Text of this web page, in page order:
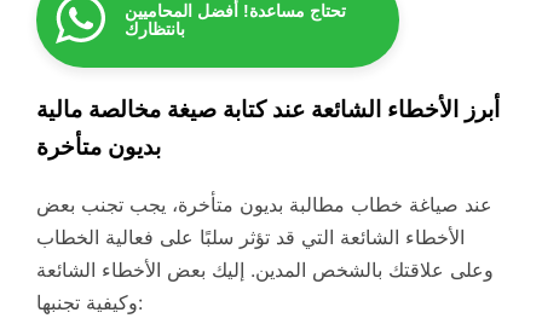
تحتاج مساعدة! أفضل المحاميين
بانتظارك
أبرز الأخطاء الشائعة عند كتابة صيغة مخالصة مالية
بديون متأخرة
عند صياغة خطاب مطالبة بديون متأخرة، يجب تجنب بعض
الأخطاء الشائعة التي قد تؤثر سلبًا على فعالية الخطاب
وعلى علاقتك بالشخص المدين. إليك بعض الأخطاء الشائعة
وكيفية تجنبها: